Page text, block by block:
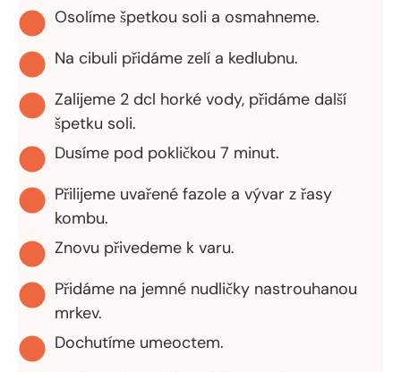
Osolíme špetkou soli a osmahneme.
Na cibuli přidáme zelí a kedlubnu.
Zalijeme 2 dcl horké vody, přidáme další
špetku soli.
Dusíme pod pokličkou 7 minut.
Přilijeme uvařené fazole a vývar z řasy
kombu.
Znovu přivedeme k varu.
Přidáme na jemné nudličky nastrouhanou
mrkev.
Dochutíme umeoctem.